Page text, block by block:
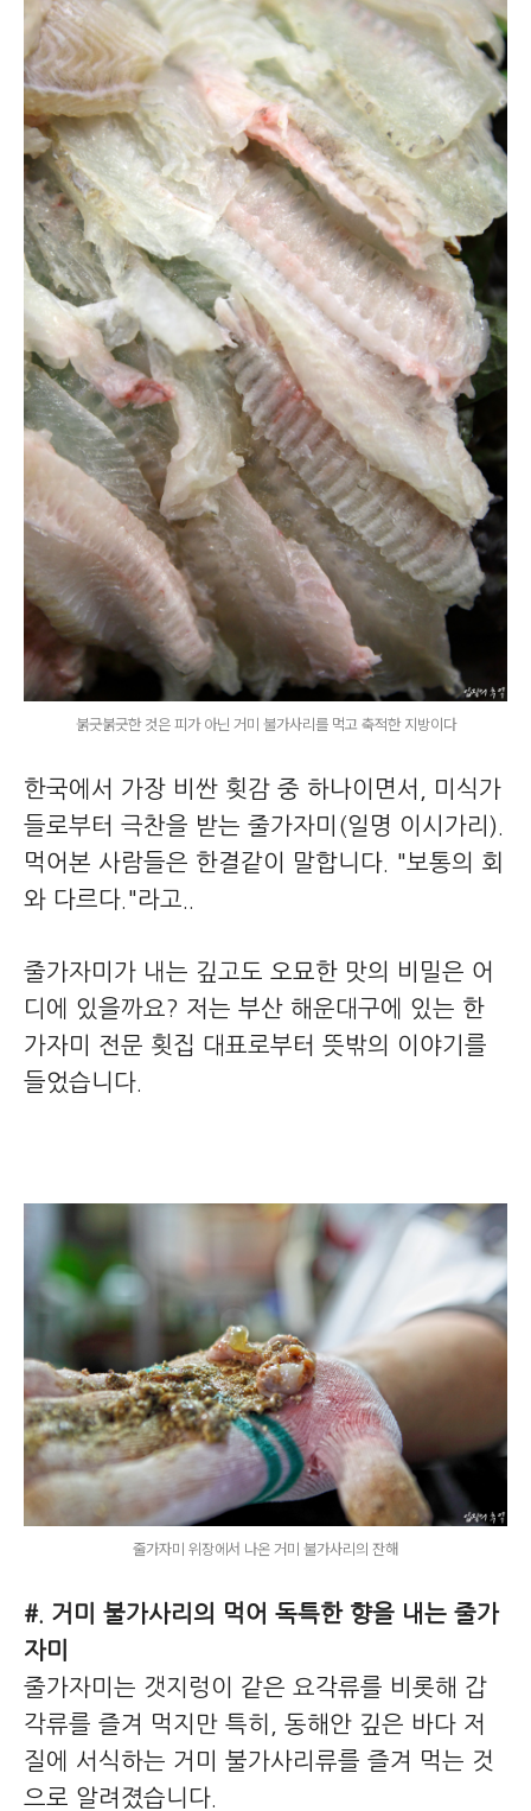
붉긋붉긋한 것은 피가 아닌 거미 불가사리를 먹고 축적한 지방이다
한국에서 가장 비싼 횟감 중 하나이면서, 미식가
들로부터 극찬을 받는 줄가자미(일명 이시가리).
먹어본 사람들은 한결같이 말합니다. "보통의 회
와 다르다."라고..
줄가자미가 내는 깊고도 오묘한 맛의 비밀은 어
디에 있을까요? 저는 부산 해운대구에 있는 한
가자미 전문 횟집 대표로부터 뜻밖의 이야기를
들었습니다.
줄가자미 위장에서 나온 거미 불가사리의 잔해
#. 거미 불가사리의 먹어 독특한 향을 내는 줄가
자미
줄가자미는 갯지렁이 같은 요각류를 비롯해 갑
각류를 즐겨 먹지만 특히, 동해안 깊은 바다 저
질에 서식하는 거미 불가사리류를 즐겨 먹는 것
으로 알려졌습니다.